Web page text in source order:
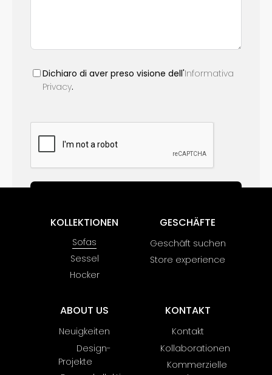
Dichiaro di aver preso visione dell'Informativa
Privacy.
KOLLEKTIONEN
Sofas
Sessel
Hocker
GESCHÄFTE
Geschäft suchen
Store experience
ABOUT US
Neuigkeiten
Design-
Projekte
KONTAKT
Kontakt
Kollaborationen
Kommerzielle